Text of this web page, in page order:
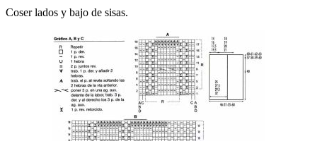
Coser lados y bajo de sisas.